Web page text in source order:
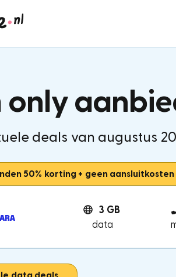
only
deals van augustus
50% korting + geen aansluitkosten
3 GB
data